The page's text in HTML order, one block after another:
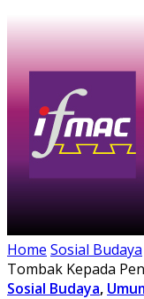
Home Sosial Budaya
Tombak Kepada
Sosial Budaya,